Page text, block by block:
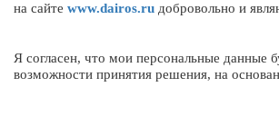
на сайте www.dairos.ru добровольно и
Я согласен, что мои персональные данные
возможности принятия решения, на